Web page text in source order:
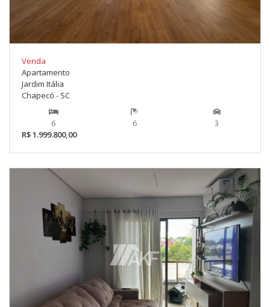
Venda
Apartamento
Jardim Itália
Chapecó - SC
6 6
3
R$ 1.999.800,00